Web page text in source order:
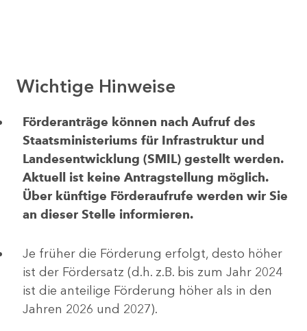
Wichtige Hinweise
Förderanträge können nach Aufruf des
Staatsministeriums für Infrastruktur und
Landesentwicklung (SMIL) gestellt werden.
Aktuell ist keine Antragstellung möglich.
Über künftige Förderaufrufe werden wir Sie
an dieser Stelle informieren.
Je früher die Förderung erfolgt, desto höher
ist der Fördersatz (d.h. z.B. bis zum Jahr 2024
ist die anteilige Förderung höher als in den
Jahren 2026 und 2027).